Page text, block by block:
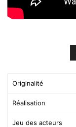
Originalité
Réalisation
Jeu des acteurs